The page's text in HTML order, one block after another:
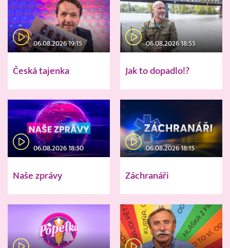
06.08.2026 19:15
Česká tajenka
06.08.2026 18:55
Jak to dopadlo!?
06.08.2026 18:50
Naše zprávy
06.08.2026 18:15
Záchranáři